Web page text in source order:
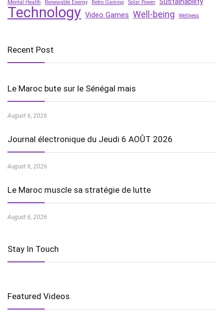
Mental Health
Renewable Energy Retro Gaming Solar Power
Technology Video Games Well-being Wellness
Recent Post
Le Maroc bute sur le Sénégal mais
August 6, 2026
Journal électronique du Jeudi 6 AOÛT 2026
August 6, 2026
Le Maroc muscle sa stratégie de lutte
August 6, 2026
Stay In Touch
Featured Videos